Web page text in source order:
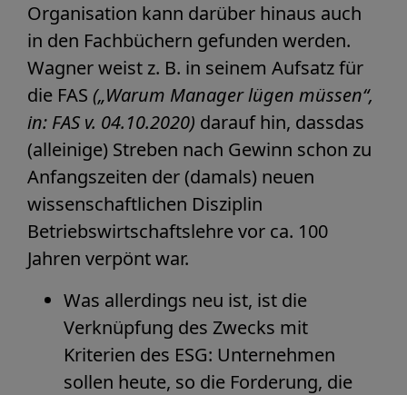
Organisation kann darüber hinaus auch
in den Fachbüchern gefunden werden.
Wagner weist z. B. in seinem Aufsatz für
die FAS („Warum Manager lügen müssen“,
in: FAS v. 04.10.2020) darauf hin, dassdas
(alleinige) Streben nach Gewinn schon zu
Anfangszeiten der (damals) neuen
wissenschaftlichen Disziplin
Betriebswirtschaftslehre vor ca. 100
Jahren verpönt war.
Was allerdings neu ist, ist die
Verknüpfung des Zwecks mit
Kriterien des ESG: Unternehmen
sollen heute, so die Forderung, die